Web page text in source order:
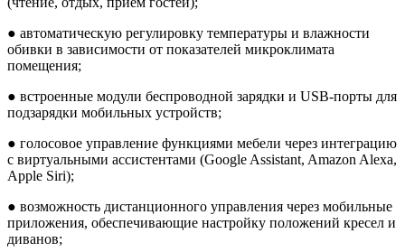
● автоматическую регулировку температуры и влажности
обивки в зависимости от показателей микроклимата
помещения;
● встроенные модули беспроводной зарядки и USB-порты для
подзарядки мобильных устройств;
● голосовое управление функциями мебели через интеграцию
с виртуальными ассистентами (Google Assistant, Amazon Alexa,
Apple Siri);
● возможность дистанционного управления через мобильные
приложения, обеспечивающие настройку положений кресел и
диванов;